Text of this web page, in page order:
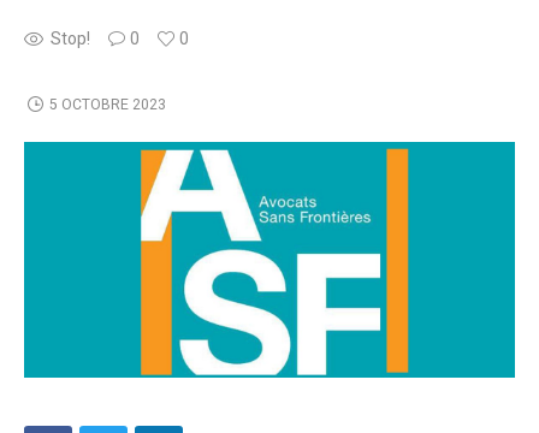
Stop! 0 0
5 OCTOBRE 2023